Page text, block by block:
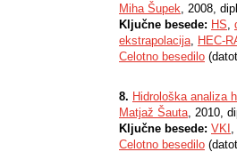
Miha Šupek, 2008,
Ključne besede: HS,
ekstrapolacija, HEC-
Celotno besedilo
8. Hidrološka analiza
Matjaž Šauta, 2010,
Ključne besede: VKI ,
Celotno besedilo